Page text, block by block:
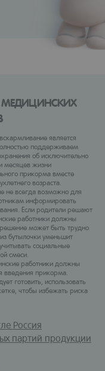
является
поддерживаем
об исключительно
месяцев жизни
прикорма вместе
возраста.
не всегда возможно для
информировать
Если родители решают
работники должны
может быть трудно
бутылочки уменьшит
социальные
смеси.
работники должны
введения прикорма.
готовить, использовать
чтобы избежать риска
Россия
партий продукции